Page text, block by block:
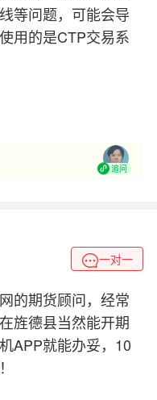
等问题，可能会导
用的是CTP交易系
追问
一对一
的期货顾问，经常
旌德县当然能开期
APP就能办妥，10